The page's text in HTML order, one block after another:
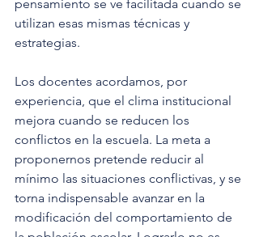
pensamiento se ve facilitada cuando se
utilizan esas mismas técnicas y
estrategias.
Los docentes acordamos, por
experiencia, que el clima institucional
mejora cuando se reducen los
conflictos en la escuela. La meta a
proponernos pretende reducir al
mínimo las situaciones conflictivas, y se
torna indispensable avanzar en la
modificación del comportamiento de